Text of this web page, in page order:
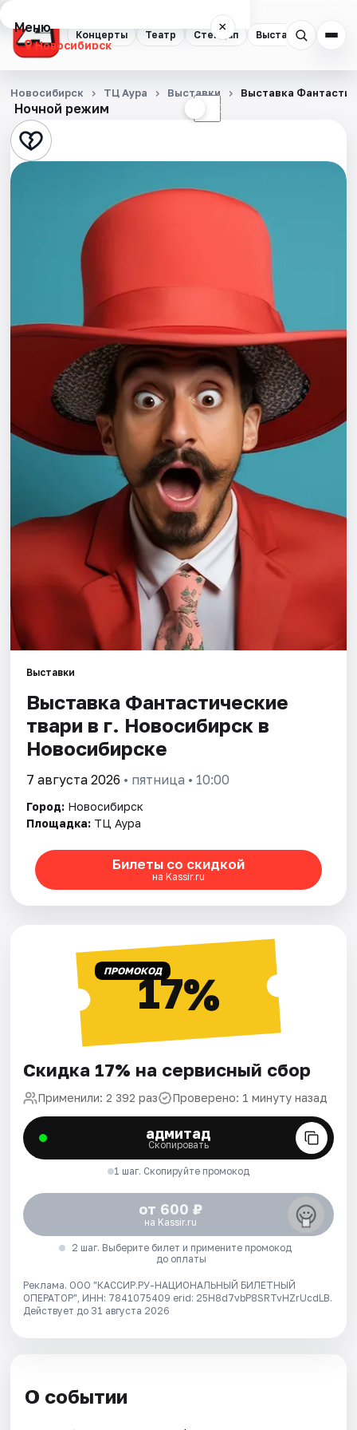
Концерты Театр Стендап Выставки
Меню ×
Новосибирск
Концерты
Театр
Стендап
Экскурсии
Города
Площадки
Рейтинги
Ночной режим ☾
Новосибирск ТЦ Аура Выставки Выставка
Выставки
Выставка Фантастические
твари в г. Новосибирск в
Новосибирске
7 августа 2026 • пятница • 10:00
Город: Новосибирск
Площадка: ТЦ Аура
Билеты со скидкой
на Kassir.ru
ПРОМОКОД17%
Скидка 17% на сервисный сбор
Применили: 2 392 раз Проверено: 1 минуту назад
адмитад
Скопировать
1 шаг. Скопируйте промокод
от 600 ₽
на Kassir.ru
2 шаг. Выберите билет и примените промокод
до оплаты
Реклама. ООО "КАССИР.РУ-НАЦИОНАЛЬНЫЙ БИЛЕТНЫЙ
ОПЕРАТОР", ИНН: 7841075409 erid: 25H8d7vbP8SRTvHZrUcdLB.
Действует до 31 августа 2026
О событии